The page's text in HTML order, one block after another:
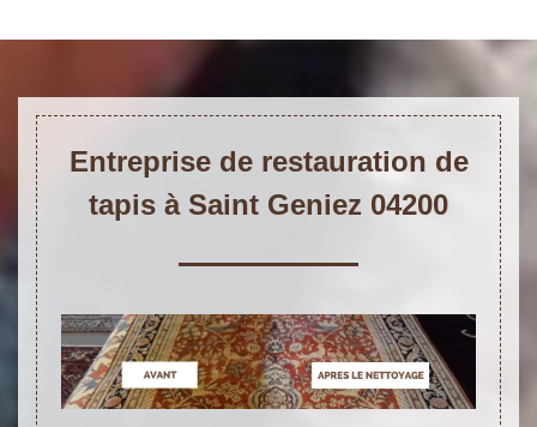
Entreprise de restauration de
tapis à Saint Geniez 04200